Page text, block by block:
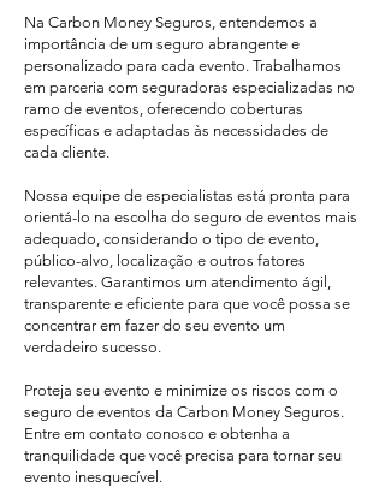
Na Carbon Money Seguros, entendemos a
importância de um seguro abrangente e
personalizado para cada evento. Trabalhamos
em parceria com seguradoras especializadas no
ramo de eventos, oferecendo coberturas
específicas e adaptadas às necessidades de
cada cliente.
Nossa equipe de especialistas está pronta para
orientá-lo na escolha do seguro de eventos mais
adequado, considerando o tipo de evento,
público-alvo, localização e outros fatores
relevantes. Garantimos um atendimento ágil,
transparente e eficiente para que você possa se
concentrar em fazer do seu evento um
verdadeiro sucesso.
Proteja seu evento e minimize os riscos com o
seguro de eventos da Carbon Money Seguros.
Entre em contato conosco e obtenha a
tranquilidade que você precisa para tornar seu
evento inesquecível.